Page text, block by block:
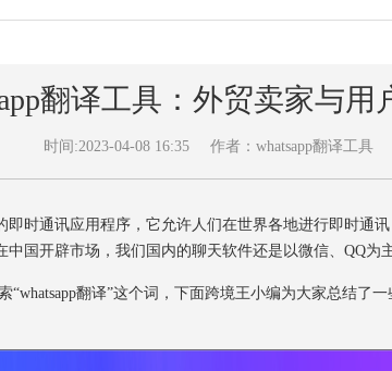
翻译工具：外贸卖家与用
时间:2023-04-08 16:35 作者：whatsapp翻译工具
时通讯应用程序，它允许人们在世界各地进行即时通
中国开辟市场，我们国内的聊天软件还是以微信、QQ为主
翻译”这个词，下面跨境王小编为大家总结了一